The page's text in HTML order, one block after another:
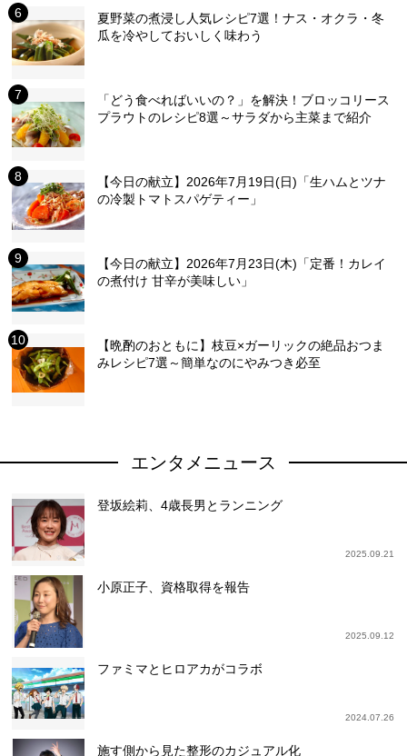
夏野菜の煮浸し人気レシピ7選！ナス・オクラ・冬
瓜を冷やしておいしく味わう
「どう食べればいいの？」を解決！ブロッコリース
プラウトのレシピ8選～サラダから主菜まで紹介
【今日の献立】2026年7月19日(日)「生ハムとツナ
の冷製トマトスパゲティー」
【今日の献立】2026年7月23日(木)「定番！カレイ
の煮付け 甘辛が美味しい」
【晩酌のおともに】枝豆×ガーリックの絶品おつま
みレシピ7選～簡単なのにやみつき必至
エンタメニュース
登坂絵莉、4歳長男とランニング
2025.09.21
小原正子、資格取得を報告
2025.09.12
ファミマとヒロアカがコラボ
2024.07.26
施す側から見た整形のカジュアル化